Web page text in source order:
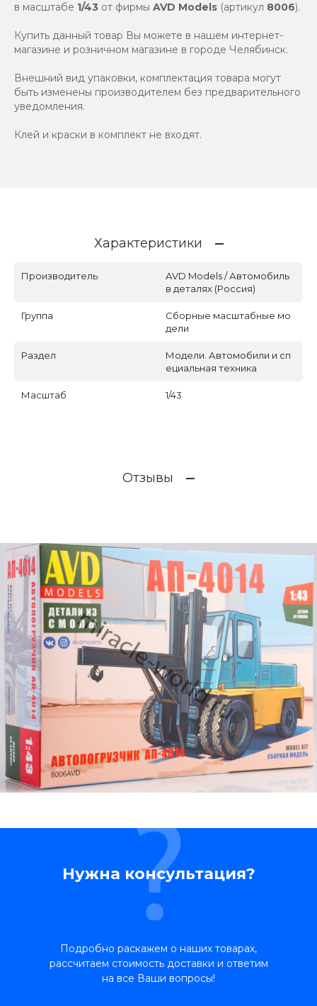
в масштабе 1/43 от фирмы AVD Models (артикул 8006).
Купить данный товар Вы можете в нашем интернет-
магазине и розничном магазине в городе Челябинск.
Внешний вид упаковки, комплектация товара могут
быть изменены производителем без предварительного
уведомления.
Клей и краски в комплект не входят.
Характеристики
Производитель
AVD Models / Автомобиль
в деталях (Россия)
Группа
Сборные масштабные мо
дели
Раздел
Модели. Автомобили и сп
ециальная техника
Масштаб 1/43
Отзывы
Нужна консультация?
Подробно раскажем о наших товарах,
рассчитаем стоимость доставки и ответим
на все Ваши вопросы!